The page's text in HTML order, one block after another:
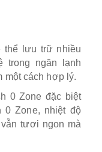
thể lưu trữ nhiều
trong ngăn lạnh
một cách hợp lý.
0 Zone đặc biệt
0 Zone, nhiệt độ
tươi ngon mà